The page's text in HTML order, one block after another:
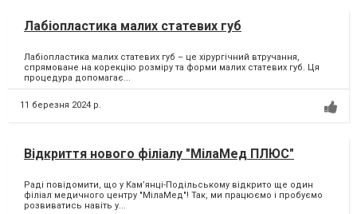
Лабіопластика малих статевих губ
Лабіопластика малих статевих губ – це хірургічний втручання,
спрямоване на корекцію розміру та форми малих статевих губ. Ця
процедура допомагає...
11 березня 2024 р.
Відкриття нового філіалу "МілаМед ПЛЮС"
Раді повідомити, що у Кам’янці-Подільському відкрито ще один
філіал медичного центру "МілаМед"! Так, ми працюємо і пробуємо
розвиватись навіть у...